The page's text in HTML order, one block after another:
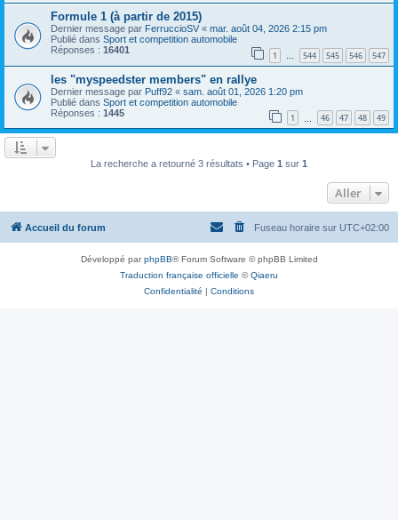
Formule 1 (à partir de 2015)
Dernier message par FerruccioSV « mar. août 04, 2026 2:15 pm
Publié dans Sport et competition automobile
Réponses : 16401 1 … 544 545 546 547
les "myspeedster members" en rallye
Dernier message par Puff92 « sam. août 01, 2026 1:20 pm
Publié dans Sport et competition automobile
Réponses : 1445 1 46 47 48 49
La recherche a retourné 3 résultats • Page 1 sur 1
Aller
Accueil du forum Fuseau horaire sur UTC+02:00
Développé parphpBB® Forum Software © phpBB Limited
Traduction française officielle ©Qiaeru
Confidentialité
Conditions